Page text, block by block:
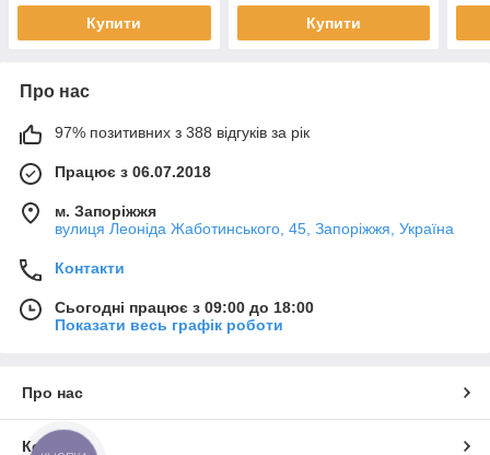
Купити Купити
Про нас
97% позитивних з 388 відгуків за рік
Працює з 06.07.2018
м. Запоріжжя
вулиця Леоніда Жаботинського, 45, Запоріжжя, Україна
Контакти
Сьогодні працює з 09:00 до 18:00
Показати весь графік роботи
Про нас
Контакти